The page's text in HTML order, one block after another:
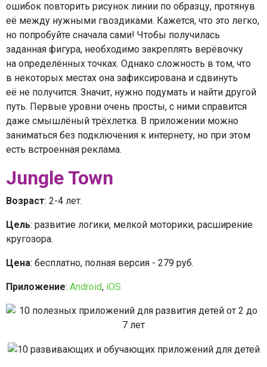
ошибок повторить рисунок линии по образцу, протянув
её между нужными гвоздиками. Кажется, что это легко,
но попробуйте сначала сами! Чтобы получилась
заданная фигура, необходимо закреплять верёвочку
на определённых точках. Однако сложность в том, что
в некоторых местах она зафиксирована и сдвинуть
её не получится. Значит, нужно подумать и найти другой
путь. Первые уровни очень просты, с ними справится
даже смышлёный трёхлетка. В приложении можно
заниматься без подключения к интернету, но при этом
есть встроенная реклама.
Jungle Town
Возраст: 2-4 лет.
Цель: развитие логики, мелкой моторики, расширение
кругозора.
Цена: бесплатно, полная версия - 279 руб.
Приложение: Android, iOS